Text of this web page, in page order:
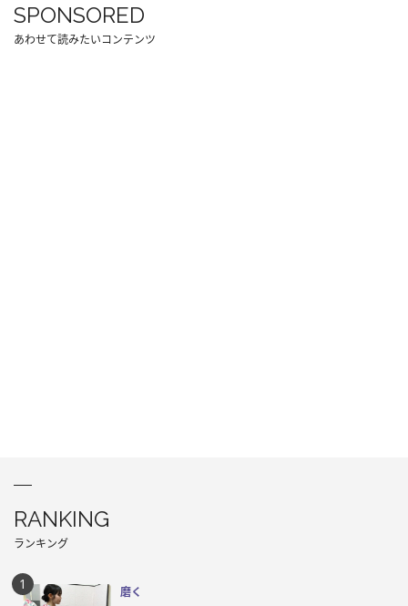
SPONSORED
あわせて読みたいコンテンツ
RANKING
ランキング
磨く